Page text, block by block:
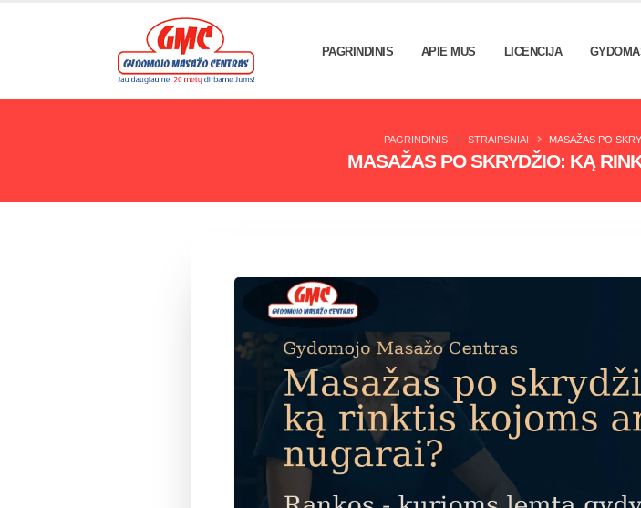
PAGRINDINIS APIE MUS LICENCIJA
MASAŽAS PO SKRYDŽIO: KĄ
PAGRINDINIS STRAIPSNIAI MASAŽAS PO